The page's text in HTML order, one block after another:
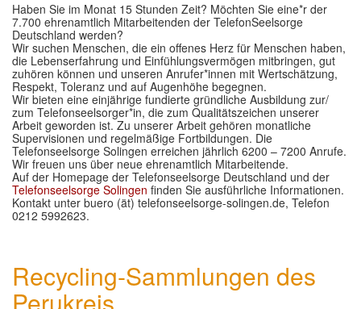
Haben Sie im Monat 15 Stunden Zeit? Möchten Sie eine*r der
7.700 ehrenamtlich Mitarbeitenden der TelefonSeelsorge
Deutschland werden?
Wir suchen Menschen, die ein offenes Herz für Menschen haben,
die Lebenserfahrung und Einfühlungsvermögen mitbringen, gut
zuhören können und unseren Anrufer*innen mit Wertschätzung,
Respekt, Toleranz und auf Augenhöhe begegnen.
Wir bieten eine einjährige fundierte gründliche Ausbildung zur/
zum Telefonseelsorger*in, die zum Qualitätszeichen unserer
Arbeit geworden ist. Zu unserer Arbeit gehören monatliche
Supervisionen und regelmäßige Fortbildungen. Die
Telefonseelsorge Solingen erreichen jährlich 6200 – 7200 Anrufe.
Wir freuen uns über neue ehrenamtlich Mitarbeitende.
Auf der Homepage der Telefonseelsorge Deutschland und der
Telefonseelsorge Solingen finden Sie ausführliche Informationen.
Kontakt unter buero (ät) telefonseelsorge-solingen.de, Telefon
0212 5992623.
Recycling-Sammlungen des